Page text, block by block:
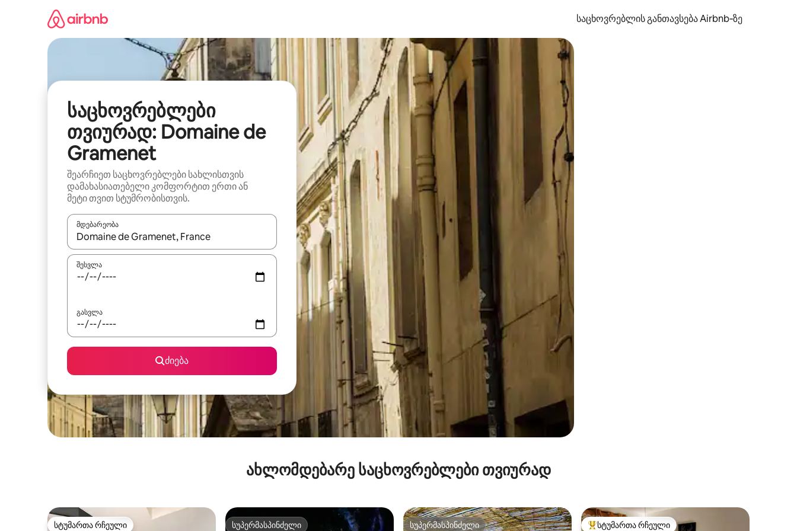
საცხოვრებლის განთავსება Airbnb‑ზე
საცხოვრებლები
თვიურად: Domaine de
Gramenet
შეარჩიეთ საცხოვრებლები სახლისთვის
დამახასიათებელი კომფორტით ერთი ან
მეტი თვით სტუმრობისთვის.
მდებარეობა
როცა შედეგები ხელმისაწვდომი გახდება, ნავიგაციისთვის გამოიყენეთ კლავიშები ზემოთ/ქვემოთ მიმართული ისრებით ან შეხებისა თუ თითის გასმის ჟესტები.
შესვლა
გასვლა
ძიება
ახლომდებარე საცხოვრებლები თვიურად
სტუმართა რჩეული სუპერმასპინძელი სუპერმასპინძელი სტუმართა რჩეული